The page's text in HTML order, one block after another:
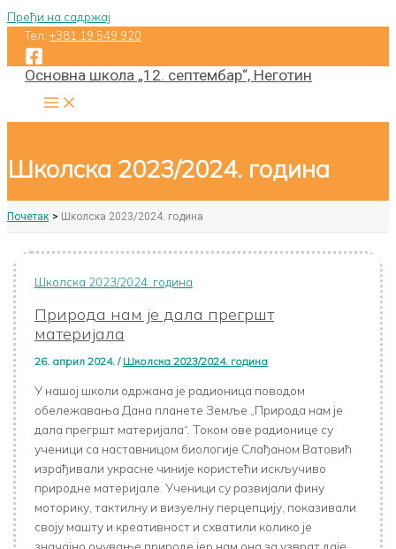
Пређи на садржај
Тел: +381 19 549 920
Основна школа „12. септембар“, Неготин
Школска 2023/2024. година
Почетак Школска 2023/2024. година
Школска 2023/2024. година
Природа нам је дала прегршт
материјала
26. април 2024. / Школска 2023/2024. година
У нашој школи одржана је радионица поводом
обележавања Дана планете Земље „Природа нам је
дала прегршт материјала“. Током ове радионице су
ученици са наставницом биологије Слађаном Ватовић
израђивали украсне чиније користећи искључиво
природне материјале. Ученици су развијали фину
моторику, тактилну и визуелну перцепцију, показивали
своју машту и креативност и схватили колико је
значајно очување природе јер нам она за узврат даје